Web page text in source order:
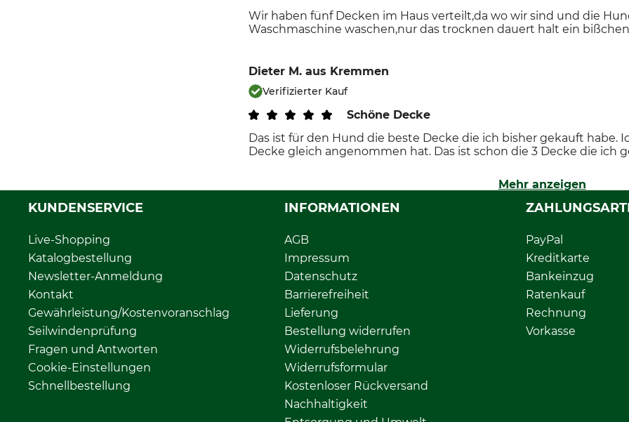
Wir haben fünf Decken im Haus verteilt,da wo wir sind und die
Waschmaschine waschen,nur das trocknen dauert halt ein
Dieter M. aus Kremmen
Verifizierter Kauf
Schöne Decke
Das ist für den Hund die beste Decke die ich bisher gekauft habe.
Decke gleich angenommen hat. Das ist schon die 3 Decke die ich
Mehr anzeigen
KUNDENSERVICE
Live-Shopping
Katalogbestellung
Newsletter-Anmeldung
Kontakt
Gewährleistung/Kostenvoranschlag
Seilwindenprüfung
Fragen und Antworten
Cookie-Einstellungen
Schnellbestellung
INFORMATIONEN
AGB
Impressum
Datenschutz
Barrierefreiheit
Lieferung
Bestellung widerrufen
Widerrufsbelehrung
Widerrufsformular
Kostenloser Rückversand
Nachhaltigkeit
PayPal
Kreditkarte
Bankeinzug
Ratenkauf
Rechnung
Vorkasse